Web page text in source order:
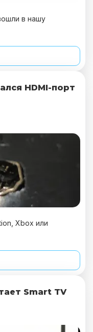
в нашу
HDMI-порт
Xbox или
Smart TV